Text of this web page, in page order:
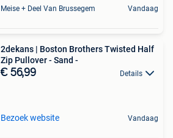
Meise + Deel Van Brussegem Vandaag
2dekans | Boston Brothers Twisted Half
Zip Pullover - Sand -
€ 56,99 Details
Bezoek website Vandaag